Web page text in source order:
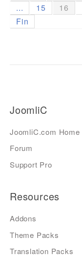
...
15 16
Fin
JoomliC
JoomliC.com Home
Forum
Support Pro
Resources
Addons
Theme Packs
Translation Packs